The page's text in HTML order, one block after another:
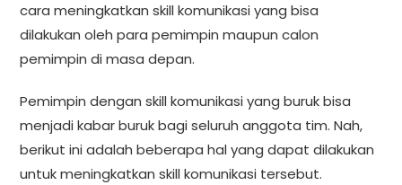
cara meningkatkan skill komunikasi yang bisa
dilakukan oleh para pemimpin maupun calon
pemimpin di masa depan.
Pemimpin dengan skill komunikasi yang buruk bisa
menjadi kabar buruk bagi seluruh anggota tim. Nah,
berikut ini adalah beberapa hal yang dapat dilakukan
untuk meningkatkan skill komunikasi tersebut.